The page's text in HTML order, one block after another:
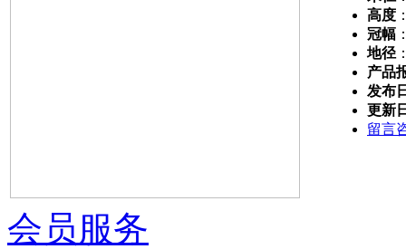
高度
冠幅
地径
产品
发布
更新
留言
会员服务